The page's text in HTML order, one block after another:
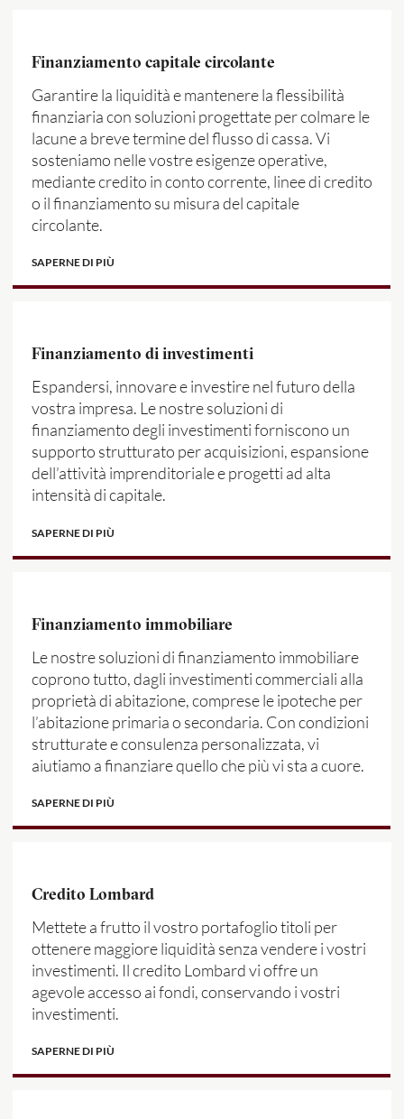
Finanziamento capitale circolante
Garantire la liquidità e mantenere la flessibilità
finanziaria con soluzioni progettate per colmare le
lacune a breve termine del flusso di cassa. Vi
sosteniamo nelle vostre esigenze operative,
mediante credito in conto corrente, linee di credito
o il finanziamento su misura del capitale
circolante.
SAPERNE DI PIÙ
Finanziamento di investimenti
Espandersi, innovare e investire nel futuro della
vostra impresa. Le nostre soluzioni di
finanziamento degli investimenti forniscono un
supporto strutturato per acquisizioni, espansione
dell’attività imprenditoriale e progetti ad alta
intensità di capitale.
SAPERNE DI PIÙ
Finanziamento immobiliare
Le nostre soluzioni di finanziamento immobiliare
coprono tutto, dagli investimenti commerciali alla
proprietà di abitazione, comprese le ipoteche per
l’abitazione primaria o secondaria. Con condizioni
strutturate e consulenza personalizzata, vi
aiutiamo a finanziare quello che più vi sta a cuore.
SAPERNE DI PIÙ
Credito Lombard
Mettete a frutto il vostro portafoglio titoli per
ottenere maggiore liquidità senza vendere i vostri
investimenti. Il credito Lombard vi offre un
agevole accesso ai fondi, conservando i vostri
investimenti.
SAPERNE DI PIÙ